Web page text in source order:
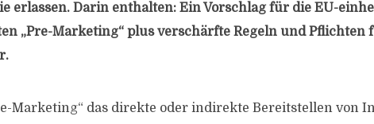
erlassen. Darin enthalten: Ein Vorschlag für die EU-
„Pre-Marketing“ plus verschärfte Regeln und Pflichten
Marketing“ das direkte oder indirekte Bereitstellen von